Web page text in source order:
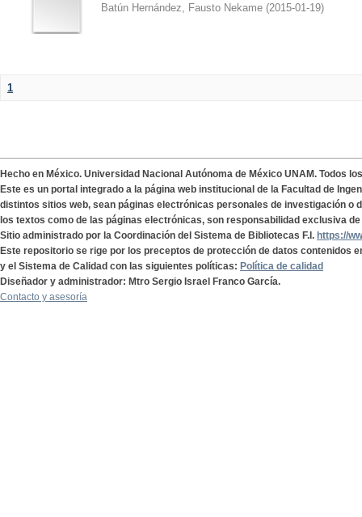
Batún Hernández, Fausto Nekame (2015-01-19)
1
Hecho en México. Universidad Nacional Autónoma de México UNAM. Todos
Este es un portal integrado a la página web institucional de la Facultad de
distintos sitios web, sean páginas electrónicas personales de investigación o
los textos como de las páginas electrónicas, son responsabilidad exclusiva
Sitio administrado por la Coordinación del Sistema de Bibliotecas F.I. https://
Este repositorio se rige por los preceptos de protección de datos contenidos
y el Sistema de Calidad con las siguientes políticas: Política de calidad
Diseñador y administrador: Mtro Sergio Israel Franco García.
Contacto y asesoría